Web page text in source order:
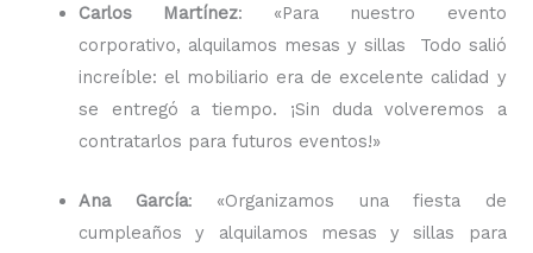
Carlos Martínez: «Para nuestro evento
corporativo, alquilamos mesas y sillas Todo salió
increíble: el mobiliario era de excelente calidad y
se entregó a tiempo. ¡Sin duda volveremos a
contratarlos para futuros eventos!»
Ana García: «Organizamos una fiesta de
cumpleaños y alquilamos mesas y sillas para